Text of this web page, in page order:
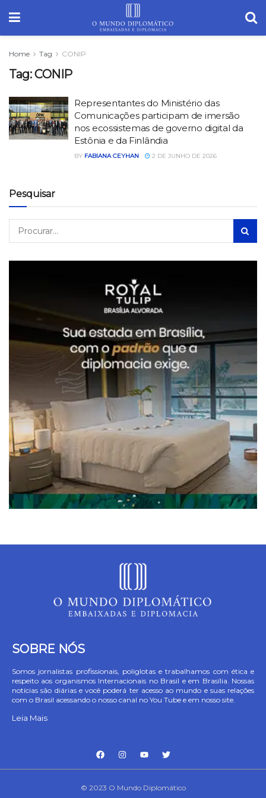
Home Tag CONIP
Tag:CONIP
Representantes do Ministério das
Comunicações participam de imersão
nos ecossistemas de governo digital da
Estônia e da Finlândia
BY FABIANA CEYHAN 2 DE JUNHO DE 2026
Pesquisar
SOBRE NÓS
Somos jornalistas profissionais, poliglotas e trabalhamos com ética e
respeito aos organismos Internacionais no Brasil e em Brasília. Nossas
notícias são diárias e você poderá ter acesso ao mundo e suas relações
com o Brasil acessando o nosso canal no You Tube e em nosso site.
Leia Mais
© 2023 O Mundo Diplomático